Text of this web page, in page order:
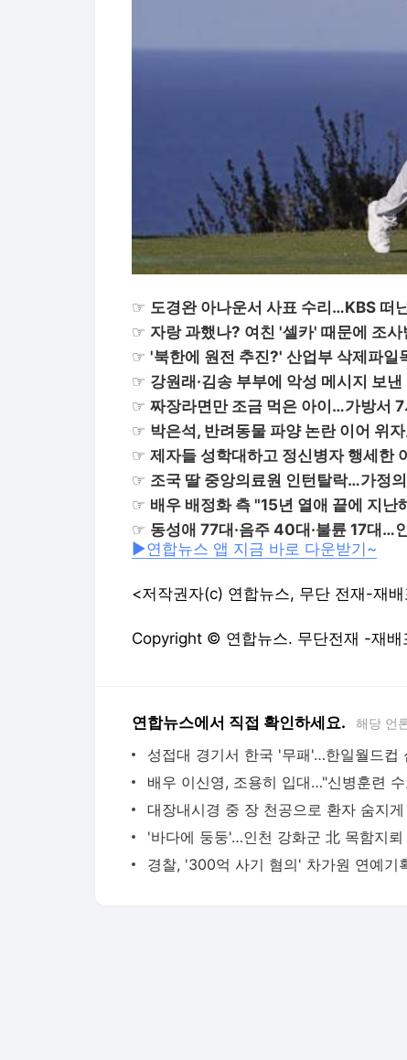
☞ 도경완 아나운서 사표 수리…KBS 떠
☞ 자랑 과했나? 여친 '셀카' 때문에 조
☞ '북한에 원전 추진?' 산업부 삭제파일
☞ 강원래·김송 부부에 악성 메시지 보
☞ 짜장라면만 조금 먹은 아이…가방서 7
☞ 박은석, 반려동물 파양 논란 이어 위
☞ 제자들 성학대하고 정신병자 행세한
☞ 조국 딸 중앙의료원 인턴탈락…가정
☞ 배우 배정화 측 "15년 열애 끝에 지난
☞ 동성애 77대·음주 40대·불륜 17대…
▶연합뉴스 앱 지금 바로 다운받기~
<저작권자(c) 연합뉴스, 무단 전재-재
Copyright © 연합뉴스. 무단전재 -재배
연합뉴스에서 직접 확인하세요. 해당 언